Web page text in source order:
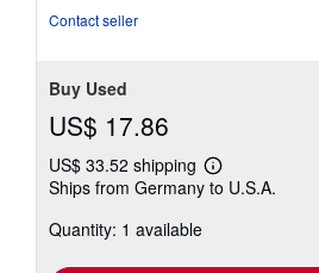
Contact seller
Buy Used
US$ 17.86
US$ 33.52 shipping
Learn
more
Ships from Germany to U.S.A.
Quantity: 1 available